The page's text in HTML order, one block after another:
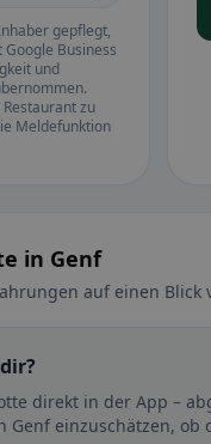
gepflegt,
Business
und
zu
Meldefunktion
in Genf
auf einen Blick
direkt in der App –
Genf einzuschätzen,